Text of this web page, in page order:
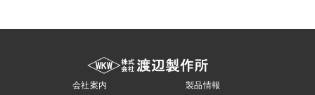
会社案内 製品情報